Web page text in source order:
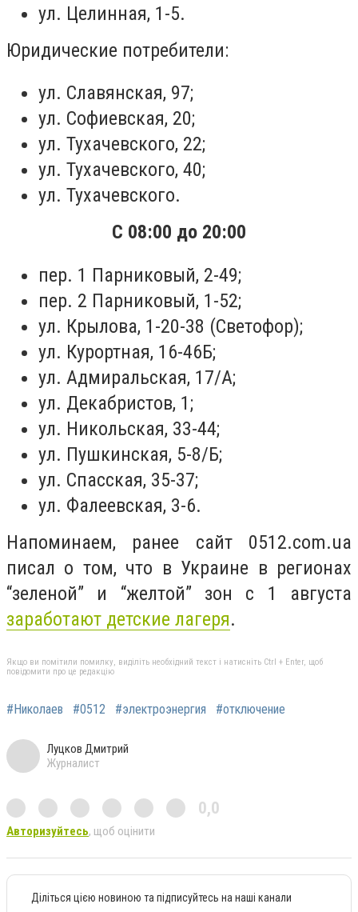
ул. Целинная, 1-5.
Юридические потребители:
ул. Славянская, 97;
ул. Софиевская, 20;
ул. Тухачевского, 22;
ул. Тухачевского, 40;
ул. Тухачевского.
С 08:00 до 20:00
пер. 1 Парниковый, 2-49;
пер. 2 Парниковый, 1-52;
ул. Крылова, 1-20-38 (Светофор);
ул. Курортная, 16-46Б;
ул. Адмиральская, 17/А;
ул. Декабристов, 1;
ул. Никольская, 33-44;
ул. Пушкинская, 5-8/Б;
ул. Спасская, 35-37;
ул. Фалеевская, 3-6.
Напоминаем, ранее сайт 0512.com.ua
писал о том, что в Украине в регионах
“зеленой” и “желтой” зон с 1 августа
заработают детские лагеря.
Якщо ви помітили помилку, виділіть необхідний текст і натисніть Ctrl + Enter, щоб
повідомити про це редакцію
#Николаев #0512 #электроэнергия #отключение
Луцков Дмитрий
Журналист
0,0
Авторизуйтесь, щоб оцінити
Діліться цією новиною та підписуйтесь на наші канали